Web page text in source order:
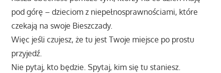
pod górę – dzieciom z niepełnosprawnościami, które
czekają na swoje Bieszczady.
Więc jeśli czujesz, że tu jest Twoje miejsce po prostu
przyjedź.
Nie pytaj, kto będzie. Spytaj, kim się tu staniesz.